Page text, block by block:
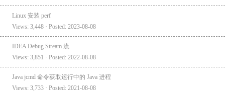
Linux 安装 perf
Views: 3,448 · Posted: 2023-08-08
IDEA Debug Stream 流
Views: 3,851 · Posted: 2022-08-08
Java jcmd 命令获取运行中的 Java 进程
Views: 3,733 · Posted: 2021-08-08